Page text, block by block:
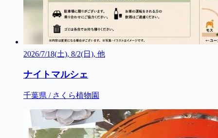
2026/7/18(土), 8/2(日), 他
ナイトマルシェ
千葉県 / さくら植物園